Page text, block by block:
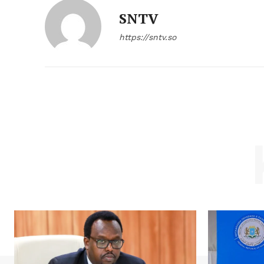
SNTV
https://sntv.so